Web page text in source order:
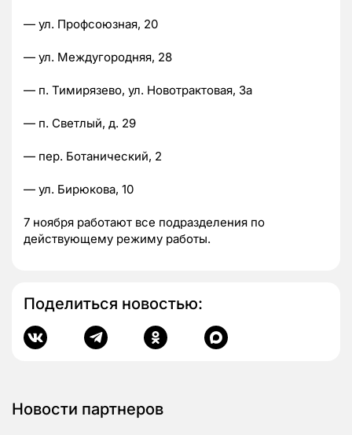
— ул. Профсоюзная, 20
— ул. Междугородняя, 28
— п. Тимирязево, ул. Новотрактовая, 3а
— п. Светлый, д. 29
— пер. Ботанический, 2
— ул. Бирюкова, 10
7 ноября работают все подразделения по
действующему режиму работы.
Поделиться новостью:
Новости партнеров